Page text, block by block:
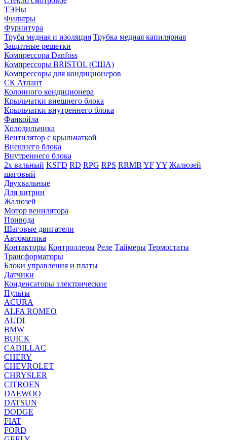
ТЭНы
Фильтры
Фурнитура
Труба медная и изоляция Трубка медная капилярная
Защитные решетки
Компрессора Danfoss
Компрессоры BRISTOL (США)
Компрессоры для кондиционеров
СК Атлант
Колонного кондиционера
Крыльчатки внешнего блока
Крыльчатки внутреннего блока
Фанкойла
Холодильника
Вентилятор с крыльчаткой
Внешнего блока
Внутреннего блока
2х вальный KSFD RD RPG RPS RRMB YFYY Жалюзей
шаговый
Двухвальные
Для витрин
Жалюзей
Мотор венилятора
Привода
Шаговые двигатели
Автоматика
Контакторы Контроллеры Реле Таймеры Термостаты
Трансформаторы
Блоки управления и платы
Датчики
Конденсаторы электрические
Пульты
ACURA
ALFA ROMEO
AUDI
BMW
BUICK
CADILLAC
CHERY
CHEVROLET
CHRYSLER
CITROEN
DAEWOO
DATSUN
DODGE
FIAT
FORD